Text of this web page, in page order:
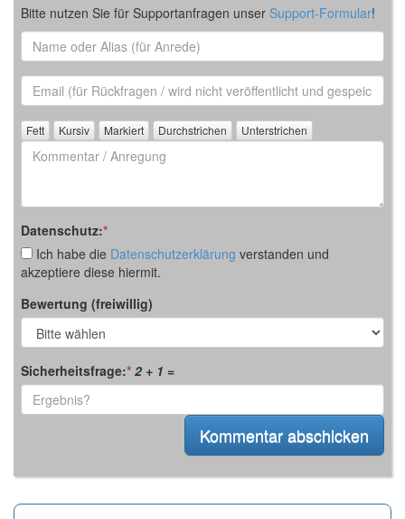
Bitte nutzen Sie für Supportanfragen unser Support-Formular!
Name
oder
Alias
Email
(für
Rückfrage)
Kommentar
/
Anregung
Datenschutz:*
Ich habe die Datenschutzerklärung verstanden und
akzeptiere diese hiermit.
Bewertung (freiwillig)
Sicherheitsfrage:* 2 + 1 =